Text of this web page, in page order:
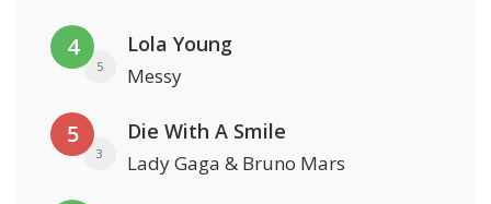
4
5
Lola Young
Messy
5
3
Die With A Smile
Lady Gaga & Bruno Mars